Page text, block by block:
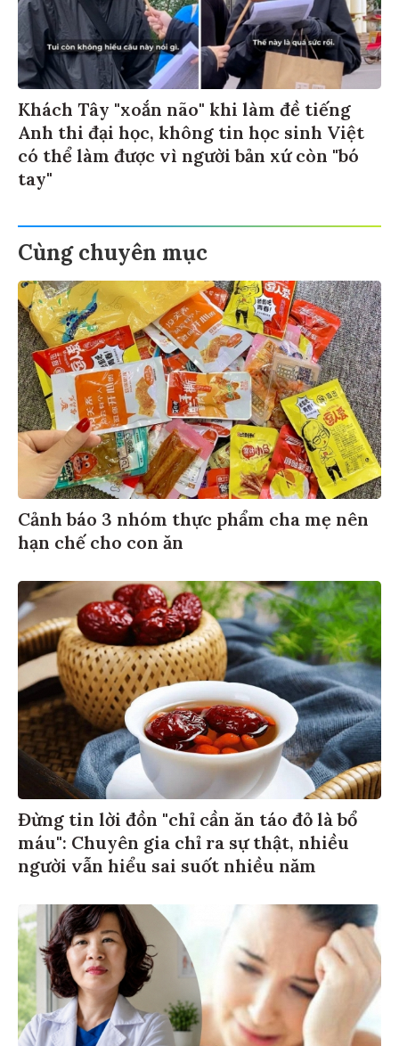
Khách Tây "xoắn não" khi làm đề tiếng
Anh thi đại học, không tin học sinh Việt
có thể làm được vì người bản xứ còn "bó
tay"
Cùng chuyên mục
Cảnh báo 3 nhóm thực phẩm cha mẹ nên
hạn chế cho con ăn
Đừng tin lời đồn "chỉ cần ăn táo đỏ là bổ
máu": Chuyên gia chỉ ra sự thật, nhiều
người vẫn hiểu sai suốt nhiều năm